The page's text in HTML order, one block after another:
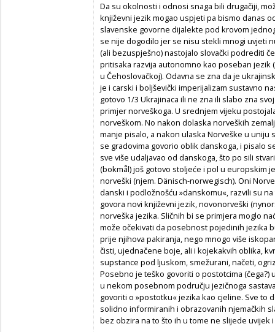
Da su okolnosti i odnosi snaga bili drugačiji,
književni jezik mogao uspjeti pa bismo danas
slavenske govorne dijalekte pod krovom
se nije dogodilo jer se nisu stekli mnogi uvjeti
(ali bez­uspješno) nastojalo slovački podrediti
pritisaka razvija autonomno kao poseban
u Čehoslovačkoj). Odavna se zna da je
je i carski i boljševički imperijalizam sustavno
gotovo 1/3 Ukrajinaca ili ne zna ili slabo zna
primjer norveškoga. U srednjem vijeku
norveškom. No nakon dolaska norveških
manje pisalo, a nakon ulaska Norveške u uniju
se gradovima govorio oblik danskoga, i pisalo
sve više udaljavao od danskoga, što po sili
(bokmål) još gotovo stoljeće i pol u europskim
norveški (njem. Dänisch-norwegisch). Oni
danski i podložnošću »danskomu«, razvili su
govora novi književni jezik, novonorveški
norveška jezika. Sličnih bi se primjera moglo
može očekivati da posebnost pojedinih jezika
prije njihova pakiranja, nego mnogo više
čisti, ujednačene boje, ali i kojekakvih oblika,
supstance pod ljuskom, smežurani, načeti,
Posebno je teško govoriti o postotcima
u nekom posebnom području jezičnoga
govoriti o »postotku« jezika kao cjeline. Sve to
solidno informiranih i obrazovanih njemačkih
bez obzira na to što ih u tome ne slijede uvijek